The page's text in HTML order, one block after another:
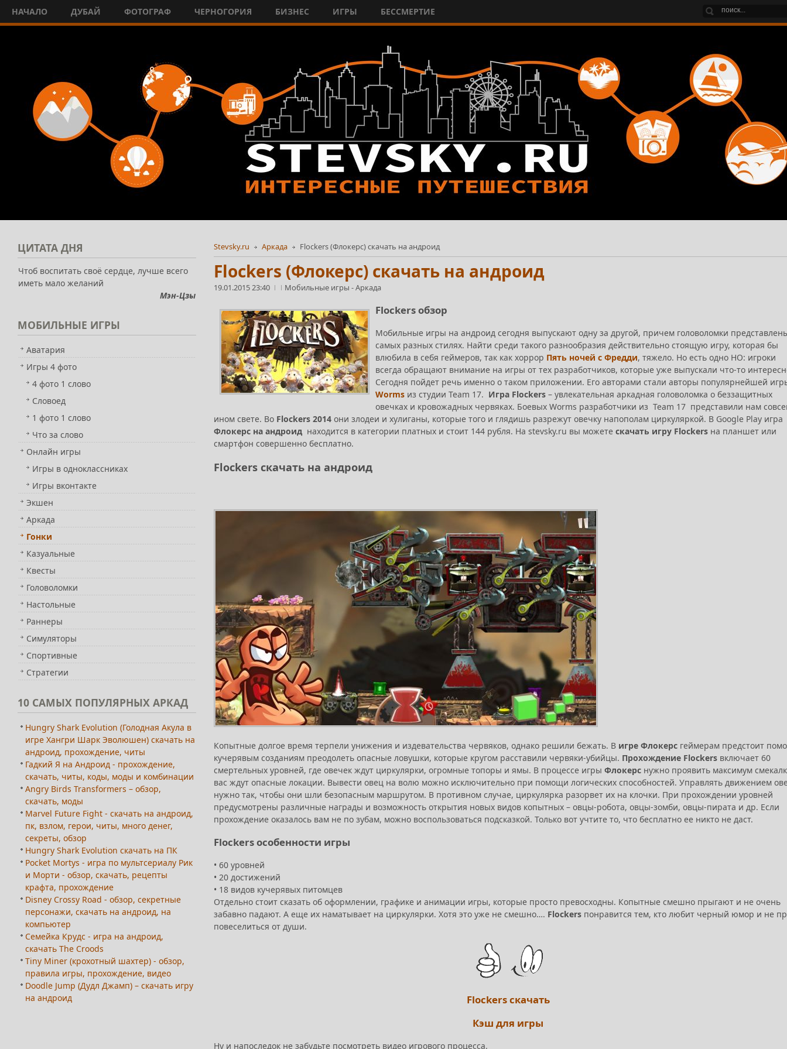
НАЧАЛО ДУБАЙ ФОТОГРАФ ЧЕРНОГОРИЯ БИЗНЕС ИГРЫ БЕССМЕРТИЕ
Stevsky.ru Аркада Flockers (Флокерс) скачать на андроид
Flockers (Флокерс) скачать на андроид
19.01.2015 23:40 Мобильные игры -Аркада
Flockers обзор
Мобильные игры на андроид сегодня выпускают одну за другой, причем головоломки
самых разных стилях. Найти среди такого разнообразия действительно стоящую игру, которая бы
влюбила в себя геймеров, так как хоррор Пять ночей с Фредди, тяжело. Но есть одно НО: игроки
всегда обращают внимание на игры от тех разработчиков, которые уже выпускали что-то
Сегодня пойдет речь именно о таком приложении. Его авторами стали авторы популярнейшей
Worms из студии Team 17. Игра Flockers – увлекательная аркадная головоломка о беззащитных
овечках и кровожадных червяках. Боевых Worms разработчики из Team 17 представили нам
ином свете. Во Flockers 2014 они злодеи и хулиганы, которые того и глядишь разрежут овечку напополам циркуляркой. В Google Play игра
Флокерс на андроид находится в категории платных и стоит 144 рубля. На stevsky.ru вы можете скачать игру Flockers на планшет или
смартфон совершенно бесплатно.
Flockers скачать на андроид
Копытные долгое время терпели унижения и издевательства червяков, однако решили бежать. В игре Флокерс геймерам предстоит
кучерявым созданиям преодолеть опасные ловушки, которые кругом расставили червяки-убийцы. Прохождение Flockers включает 60
смертельных уровней, где овечек ждут циркулярки, огромные топоры и ямы. В процессе игры Флокерс нужно проявить максимум
вас ждут опасные локации. Вывести овец на волю можно исключительно при помощи логических способностей. Управлять движением
нужно так, чтобы они шли безопасным маршрутом. В противном случае, циркулярка разорвет их на клочки. При прохождении уровней
предусмотрены различные награды и возможность открытия новых видов копытных – овцы-робота, овцы-зомби, овцы-пирата и др. Если
прохождение оказалось вам не по зубам, можно воспользоваться подсказкой. Только вот учтите то, что бесплатно ее никто не даст.
Flockers особенности игры
• 60 уровней
• 20 достижений
• 18 видов кучерявых питомцев
Отдельно стоит сказать об оформлении, графике и анимации игры, которые просто превосходны. Копытные смешно прыгают и не очень
забавно падают. А еще их наматывает на циркулярки. Хотя это уже не смешно…. Flockers понравится тем, кто любит черный юмор и не
повеселиться от души.
Flockers скачать
Кэш для игры
Ну и напоследок не забудьте посмотреть видео игрового процесса.
ЦИТАТА ДНЯ
Чтоб воспитать своё сердце, лучше всего
иметь мало желаний
Мэн-Цзы
МОБИЛЬНЫЕ ИГРЫ
Аватария
Игры 4 фото
4 фото 1 слово
Словоед
1 фото 1 слово
Что за слово
Онлайн игры
Игры в одноклассниках
Игры вконтакте
Экшен
Аркада
Гонки
Казуальные
Квесты
Головоломки
Настольные
Раннеры
Симуляторы
Спортивные
Стратегии
10 САМЫХ ПОПУЛЯРНЫХ АРКАД
Hungry Shark Evolution (Голодная Акула в
игре Хангри Шарк Эволюшен) скачать на
андроид, прохождение, читы
Гадкий Я на Андроид - прохождение,
скачать, читы, коды, моды и комбинации
Angry Birds Transformers – обзор,
скачать, моды
Marvel Future Fight - скачать на андроид,
пк, взлом, герои, читы, много денег,
секреты, обзор
Hungry Shark Evolution скачать на ПК
Pocket Mortys - игра по мультсериалу Рик
и Морти - обзор, скачать, рецепты
крафта, прохождение
Disney Crossy Road - обзор, секретные
персонажи, скачать на андроид, на
компьютер
Семейка Крудс - игра на андроид,
скачать The Croods
Tiny Miner (крохотный шахтер) - обзор,
правила игры, прохождение, видео
Doodle Jump (Дудл Джамп) – скачать игру
на андроид